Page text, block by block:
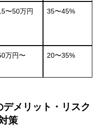
〜50万円 35〜45%
万円〜 20〜35%
メリット・リスク
策